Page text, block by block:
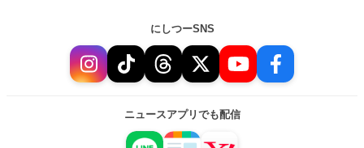
にしつーSNS
ニュースアプリでも配信